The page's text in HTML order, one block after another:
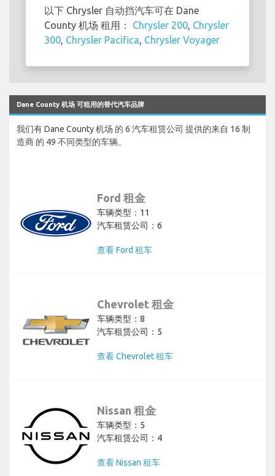
以下 Chrysler 自动挡汽车可在 Dane
County 机场 租用： Chrysler 200 Chrysler
300 Chrysler Pacifica Chrysler Voyager
Dane County 机场 可租用的替代汽车品牌
我们有 Dane County 机场 的 6 汽车租赁公司 提供的来自 16 制
造商 的 49 不同类型的车辆。
Ford 租金
车辆类型：11
汽车租赁公司：6
查看 Ford 租车
Chevrolet 租金
车辆类型：8
汽车租赁公司：5
查看 Chevrolet 租车
Nissan 租金
车辆类型：5
汽车租赁公司：4
查看 Nissan 租车